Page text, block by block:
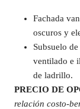
Fachada
oscuros y
Subsuelo
ventilado e
de ladrillo.
PRECIO DE
relación costo-